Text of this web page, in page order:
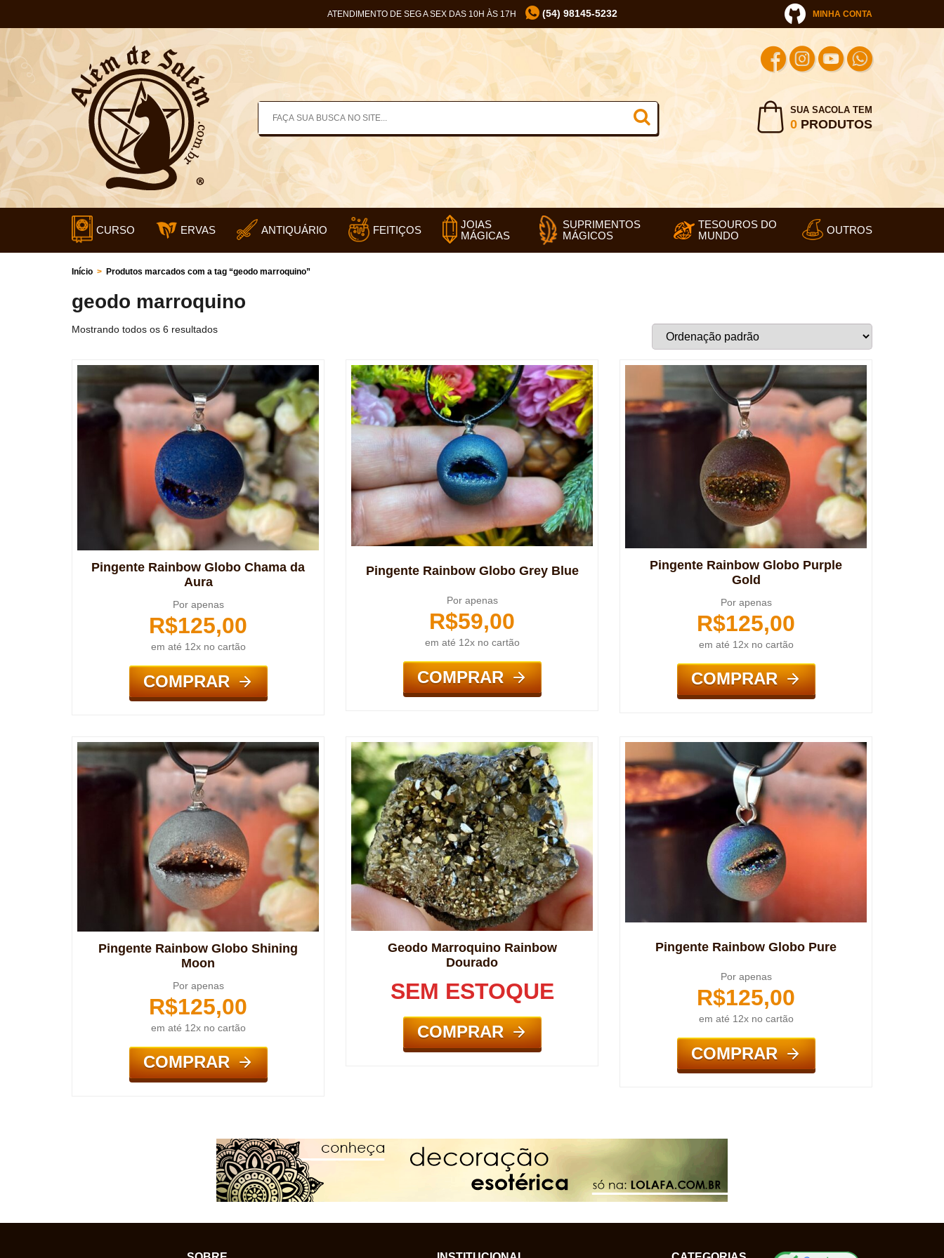
ATENDIMENTO DE SEG A SEX DAS 10H ÀS 17H (54) 98145-5232 MINHA CONTA
SUA SACOLA TEM
0PRODUTOS
CURSO ERVAS ANTIQUÁRIO FEITIÇOS
JOIAS
MÁGICAS
SUPRIMENTOS
MÁGICOS
TESOUROS DO
MUNDO
OUTROS
Início > Produtos marcados com a tag “geodo marroquino”
geodo marroquino
Mostrando todos os 6 resultados
Pingente Rainbow Globo Chama da
Aura
Por apenas
R$125,00
em até 12x no cartão
COMPRAR
Pingente Rainbow Globo Grey Blue
Por apenas
R$59,00
em até 12x no cartão
COMPRAR
Pingente Rainbow Globo Purple
Gold
Por apenas
R$125,00
em até 12x no cartão
COMPRAR
Pingente Rainbow Globo Shining
Moon
Por apenas
R$125,00
em até 12x no cartão
COMPRAR
Geodo Marroquino Rainbow
Dourado
SEM ESTOQUE
COMPRAR
Pingente Rainbow Globo Pure
Por apenas
R$125,00
em até 12x no cartão
COMPRAR